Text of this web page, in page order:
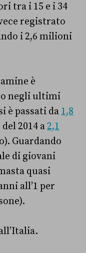
tra i 15 e i 34
registrato
i 2,6 milioni
è
negli ultimi
è passati da 1,8
2014 a2,1
Guardando
di giovani
quasi
all’1 per